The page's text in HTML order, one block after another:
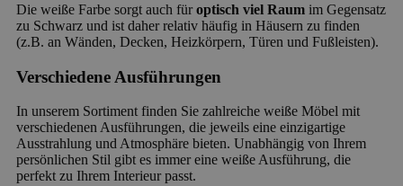
Die weiße Farbe sorgt auch füroptisch viel Raum im Gegensatz
zu Schwarz und ist daher relativ häufig in Häusern zu finden
(z.B. an Wänden, Decken, Heizkörpern, Türen und Fußleisten).
Verschiedene Ausführungen
In unserem Sortiment finden Sie zahlreiche weiße Möbel mit
verschiedenen Ausführungen, die jeweils eine einzigartige
Ausstrahlung und Atmosphäre bieten. Unabhängig von Ihrem
persönlichen Stil gibt es immer eine weiße Ausführung, die
perfekt zu Ihrem Interieur passt.